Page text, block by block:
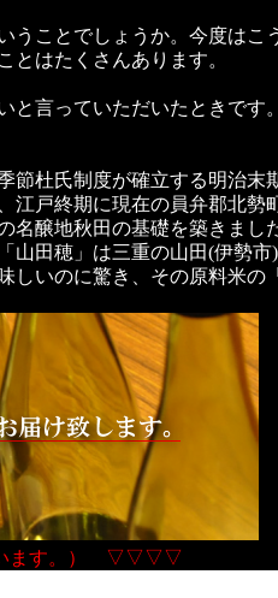
ことでしょうか。今度はこ
はたくさんあります。
言っていただいたときです
節杜氏制度が確立する明治末
江戸終期に現在の員弁郡北勢
醸地秋田の基礎を築きまし
山田穂」は三重の山田(伊勢市
しいのに驚き、その原料米の
います。） ▽▽▽▽